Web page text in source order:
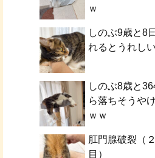
ｗ
しのぶ9歳と8
れるとうれし
しのぶ8歳と
ら落ちそうや
ｗｗ
肛門腺破裂（
目）